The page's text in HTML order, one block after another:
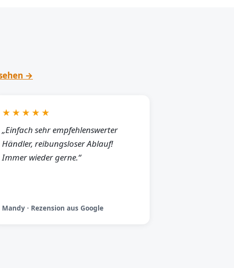
→
★★★★★
„Einfach sehr empfehlenswerter
Händler, reibungsloser Ablauf!
Immer wieder gerne.“
Mandy · Rezension aus Google